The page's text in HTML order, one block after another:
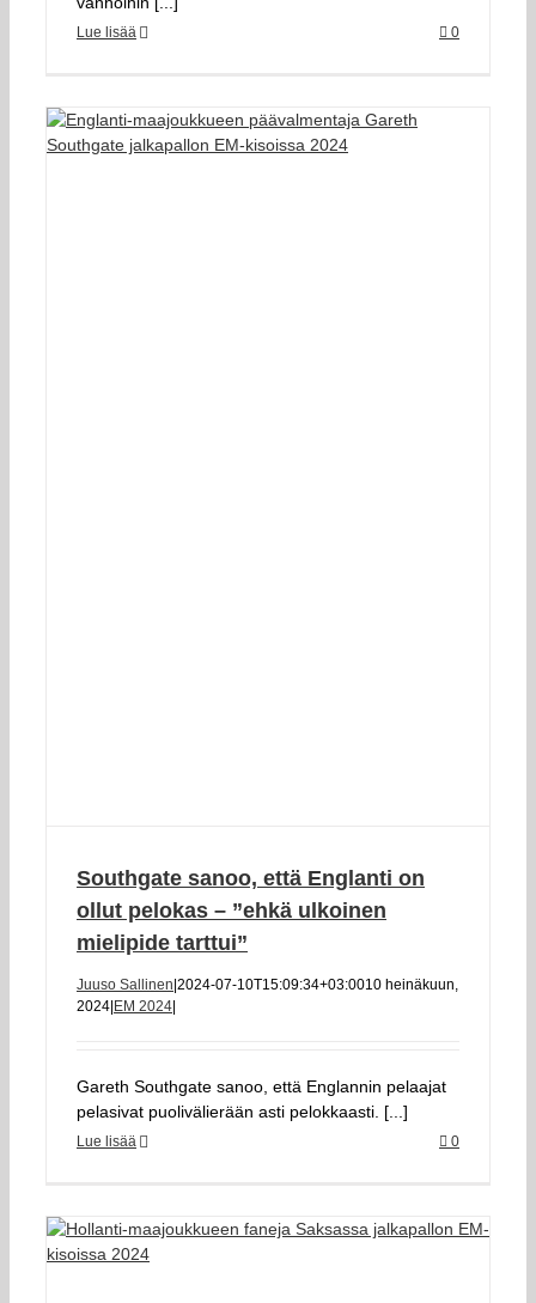
Lue lisää 0
Southgate sanoo, että Englanti on
ollut pelokas – ”ehkä ulkoinen
mielipide tarttui”
Juuso Sallinen 2024-07-10T15:09:34+03:0010 heinäkuun,
2024 EM 2024
Gareth Southgate sanoo, että Englannin pelaajat
pelasivat puolivälierään asti pelokkaasti. [...]
Lue lisää 0